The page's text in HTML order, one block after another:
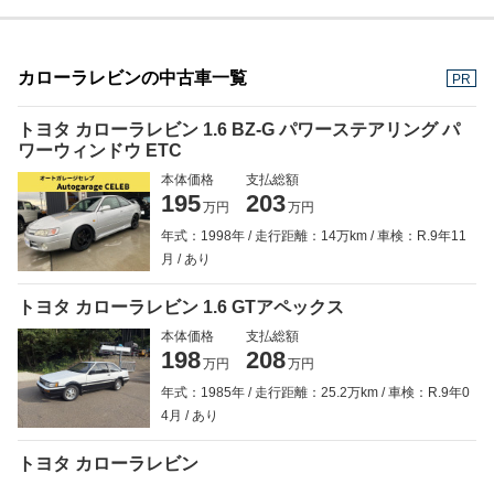
カローラレビンの中古車一覧 PR
トヨタ カローラレビン 1.6 BZ-G パワーステアリング パ
ワーウィンドウ ETC
本体価格
195万円
支払総額
203万円
年式：1998年
走行距離：14万km
車検：R.9年11
月
あり
トヨタ カローラレビン 1.6 GTアペックス
本体価格
198万円
支払総額
208万円
年式：1985年
走行距離：25.2万km
車検：R.9年0
4月
あり
トヨタ カローラレビン